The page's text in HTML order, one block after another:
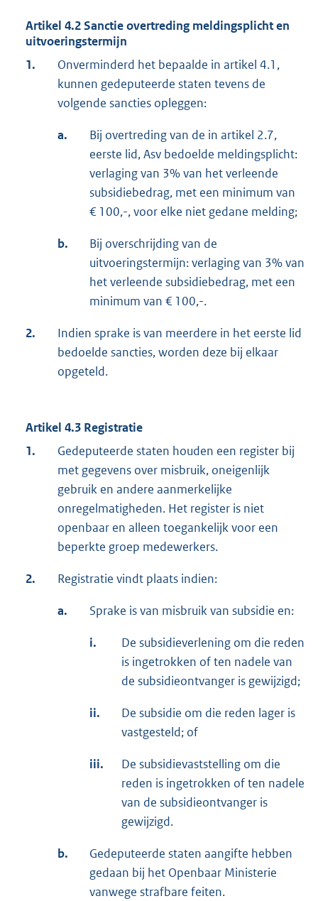
Artikel 4.2 Sanctie overtreding meldingsplicht en
uitvoeringstermijn
1.
Onverminderd het bepaalde in artikel 4.1,
kunnen gedeputeerde staten tevens de
volgende sancties opleggen:
a.
Bij overtreding van de in artikel 2.7,
eerste lid, Asv bedoelde meldingsplicht:
verlaging van 3% van het verleende
subsidiebedrag, met een minimum van
€ 100,-, voor elke niet gedane melding;
b.
Bij overschrijding van de
uitvoeringstermijn: verlaging van 3% van
het verleende subsidiebedrag, met een
minimum van € 100,-.
2.
Indien sprake is van meerdere in het eerste lid
bedoelde sancties, worden deze bij elkaar
opgeteld.
Artikel 4.3 Registratie
1.
Gedeputeerde staten houden een register bij
met gegevens over misbruik, oneigenlijk
gebruik en andere aanmerkelijke
onregelmatigheden. Het register is niet
openbaar en alleen toegankelijk voor een
beperkte groep medewerkers.
2. Registratie vindt plaats indien:
a. Sprake is van misbruik van subsidie en:
i.
De subsidieverlening om die reden
is ingetrokken of ten nadele van
de subsidieontvanger is gewijzigd;
ii.
De subsidie om die reden lager is
vastgesteld; of
iii.
De subsidievaststelling om die
reden is ingetrokken of ten nadele
van de subsidieontvanger is
gewijzigd.
b.
Gedeputeerde staten aangifte hebben
gedaan bij het Openbaar Ministerie
vanwege strafbare feiten.